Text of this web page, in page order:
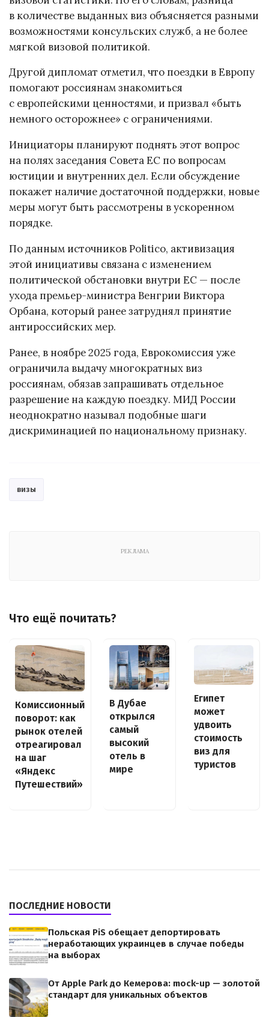
в количестве выданных виз объясняется разными
возможностями консульских служб, а не более
мягкой визовой политикой.
Другой дипломат отметил, что поездки в Европу
помогают россиянам знакомиться
с европейскими ценностями, и призвал «быть
немного осторожнее» с ограничениями.
Инициаторы планируют поднять этот вопрос
на полях заседания Совета ЕС по вопросам
юстиции и внутренних дел. Если обсуждение
покажет наличие достаточной поддержки, новые
меры могут быть рассмотрены в ускоренном
порядке.
По данным источников Politico, активизация
этой инициативы связана с изменением
политической обстановки внутри ЕС — после
ухода премьер-министра Венгрии Виктора
Орбана, который ранее затруднял принятие
антироссийских мер.
Ранее, в ноябре 2025 года, Еврокомиссия уже
ограничила выдачу многократных виз
россиянам, обязав запрашивать отдельное
разрешение на каждую поездку. МИД России
неоднократно называл подобные шаги
дискриминацией по национальному признаку.
визы
РЕКЛАМА
Что ещё почитать?
Комиссионный
поворот: как
рынок отелей
отреагировал
на шаг
«Яндекс
Путешествий»
В Дубае
открылся
самый
высокий
отель в
мире
Египет
может
удвоить
стоимость
виз для
туристов
ПОСЛЕДНИЕ НОВОСТИ
Польская PiS обещает депортировать
неработающих украинцев в случае победы
на выборах
От Apple Park до Кемерова: mock-up — золотой
стандарт для уникальных объектов